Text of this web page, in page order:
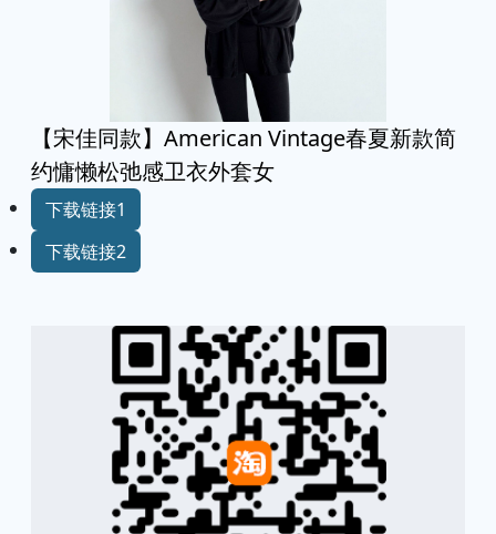
【宋佳同款】American Vintage春夏新款简
约慵懒松弛感卫衣外套女
下载链接1
下载链接2